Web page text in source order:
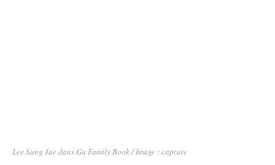
Lee Sung Jae dans Gu Family Book / Image : capture